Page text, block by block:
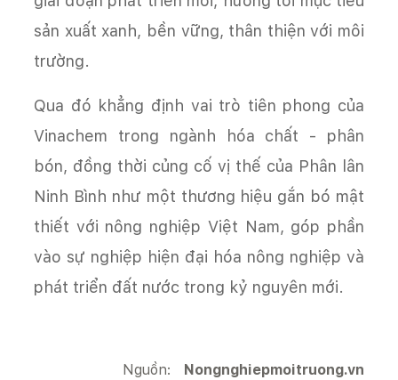
sản xuất xanh, bền vững, thân thiện với môi
trường.
Qua đó khẳng định vai trò tiên phong của
Vinachem trong ngành hóa chất - phân
bón, đồng thời củng cố vị thế của Phân lân
Ninh Bình như một thương hiệu gắn bó mật
thiết với nông nghiệp Việt Nam, góp phần
vào sự nghiệp hiện đại hóa nông nghiệp và
phát triển đất nước trong kỷ nguyên mới.
Nguồn: Nongnghiepmoitruong.vn